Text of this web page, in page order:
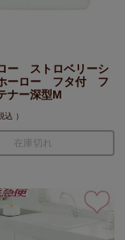
ー ストロベリーシ
ーロー フタ付 フ
ナー深型M
込
在庫切れ